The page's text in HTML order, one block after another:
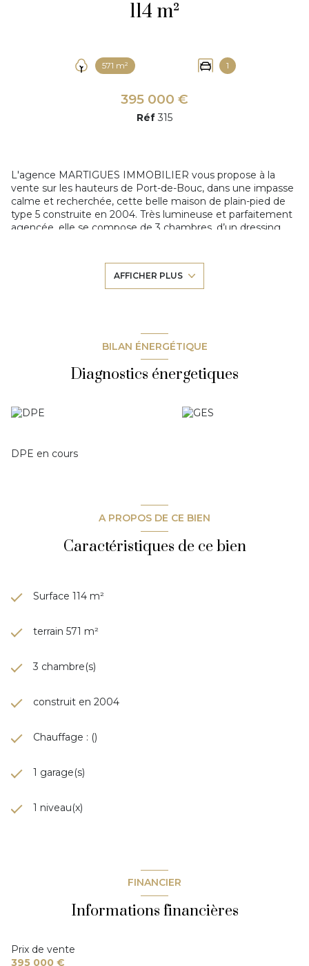
114 m²
571 m² 1
395 000 €
Réf315
L'agence MARTIGUES IMMOBILIER vous propose à la
vente sur les hauteurs de Port-de-Bouc, dans une impasse
calme et recherchée, cette belle maison de plain-pied de
type 5 construite en 2004. Très lumineuse et parfaitement
agencée, elle se compose de 3 chambres, d’un dressing,
de WC séparés ainsi que d’un garage. Édifiée sur une
parcelle de 571 m², ce qui permet le stationnement de
plusieurs véhicules sur le terrain, avec également des
proximité des écoles et commodités. Maison idéale pour
une famille, à visiter rapidement !
AFFICHER PLUS
BILAN ÉNERGÉTIQUE
Diagnostics énergetiques
DPE en cours
A PROPOS DE CE BIEN
Caractéristiques de ce bien
Surface 114 m²
terrain 571 m²
3 chambre(s)
construit en 2004
Chauffage : ()
1 garage(s)
1 niveau(x)
FINANCIER
Informations financières
Prix de vente
395 000 €